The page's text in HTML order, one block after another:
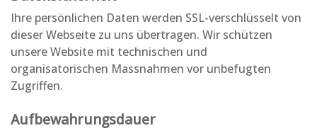
Ihre persönlichen Daten werden SSL-verschlüsselt von
dieser Webseite zu uns übertragen. Wir schützen
unsere Website mit technischen und
organisatorischen Massnahmen vor unbefugten
Zugriffen.
Aufbewahrungsdauer